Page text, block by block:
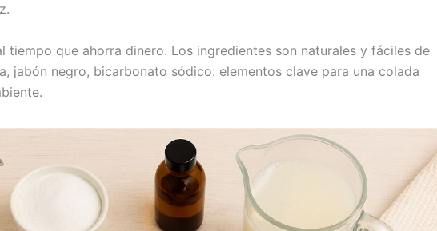
tiempo que ahorra dinero. Los ingredientes son naturales y fáciles de
jabón negro, bicarbonato sódico: elementos clave para una colada